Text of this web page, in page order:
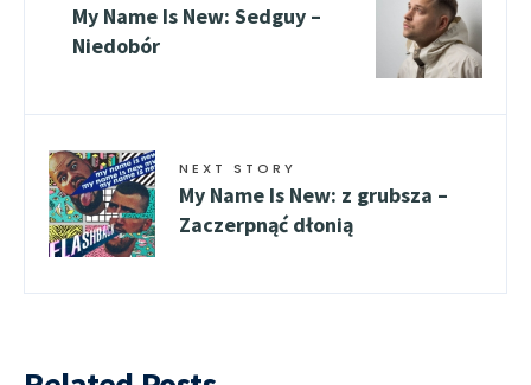
My Name Is New: Sedguy –
Niedobór
NEXT STORY
My Name Is New: z grubsza –
Zaczerpnąć dłonią